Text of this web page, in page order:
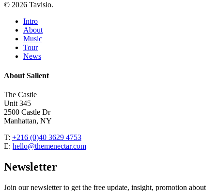
© 2026 Tavisio.
Close
Menu
Intro
About
Music
Tour
News
About Salient
The Castle
Unit 345
2500 Castle Dr
Manhattan, NY
T: +216 (0)40 3629 4753
E: hello@themenectar.com
Newsletter
Join our newsletter to get the free update, insight, promotion about